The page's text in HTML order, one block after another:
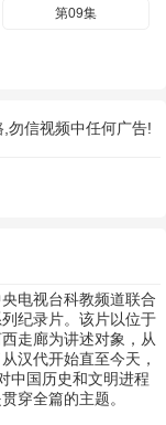
第09集
勿信视频中任何广告!
电视台科教频道联合
纪录片。该片以位于
走廊为讲述对象，从
汉代开始直至今天，
中国历史和文明进程
穿全篇的主题。